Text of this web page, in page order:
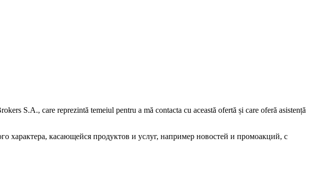
S.A., care reprezintă temeiul pentru a mă contacta cu această ofertă și care oferă asistență
касающейся продуктов и услуг, например новостей и промоакций, с